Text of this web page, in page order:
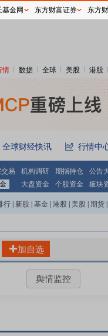
情 数据 全球 美股 港股
全球财经快讯 行情中
易 机构调研 期指持仓
公告
大盘资金 个股资金 板块
行 新股 基金 港股 美股 期货
加自选
舆情监控
基金网 东方财富证券 东方